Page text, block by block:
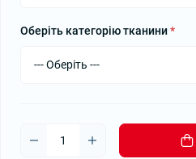
Оберіть категорію тканини*